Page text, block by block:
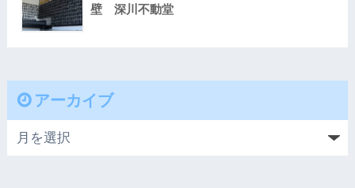
壁 深川不動堂
アーカイブ